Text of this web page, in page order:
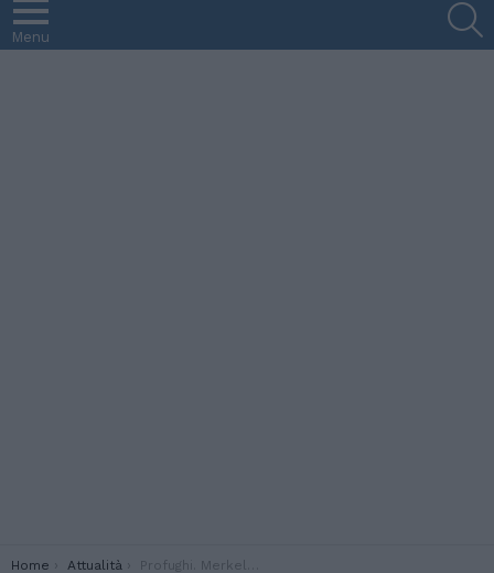
Menu
You are here:
Home Attualità Profughi. Merkel e Hollande: “Subito centri di identificazione in Italia e Grecia”